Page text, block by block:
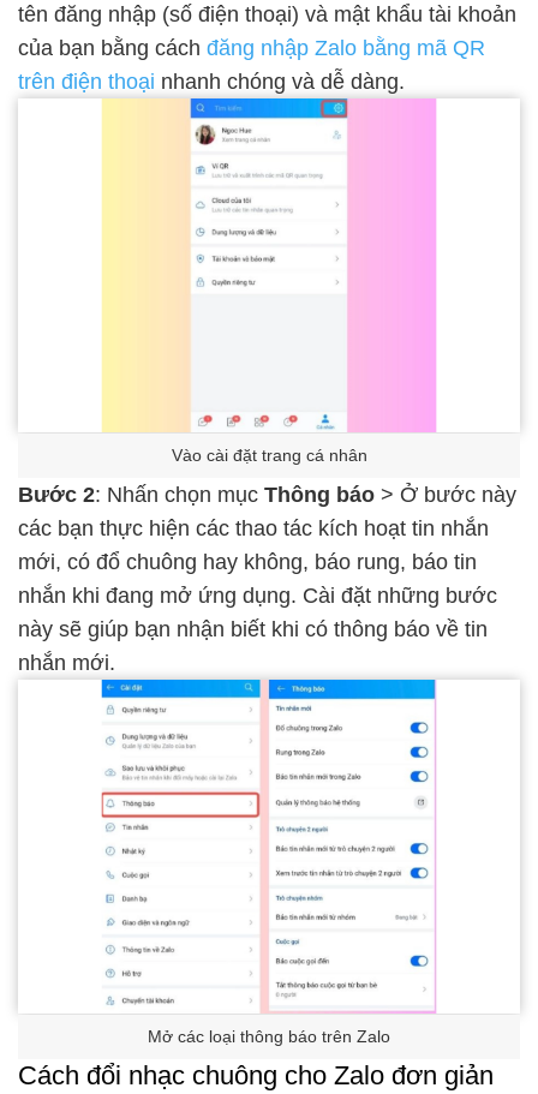
tên đăng nhập (số điện thoại) và mật khẩu tài khoản
của bạn bằng cách đăng nhập Zalo bằng mã QR
trên điện thoại nhanh chóng và dễ dàng.
Vào cài đặt trang cá nhân
Bước 2: Nhấn chọn mục Thông báo > Ở bước này
các bạn thực hiện các thao tác kích hoạt tin nhắn
mới, có đổ chuông hay không, báo rung, báo tin
nhắn khi đang mở ứng dụng. Cài đặt những bước
này sẽ giúp bạn nhận biết khi có thông báo về tin
nhắn mới.
Mở các loại thông báo trên Zalo
Cách đổi nhạc chuông cho Zalo đơn giản